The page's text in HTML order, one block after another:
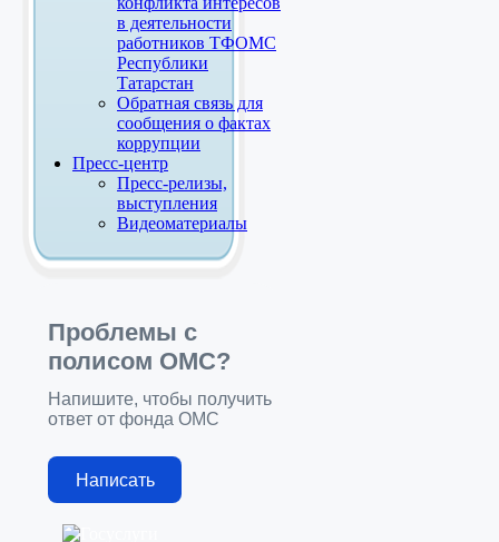
в деятельности
работников ТФОМС
Республики
Татарстан
Обратная связь для
сообщения о фактах
коррупции
Пресс-центр
Пресс-релизы,
выступления
Видеоматериалы
Проблемы с
полисом ОМС?
Напишите, чтобы получить
ответ от фонда ОМС
Написать